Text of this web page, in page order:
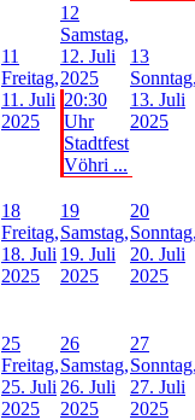
11
Freitag,
11. Juli
2025
12
Samstag,
12. Juli
2025
20:30
Uhr
Stadtfest
Vöhri ...
13
13. Juli
2025
18
Freitag,
18. Juli
2025
19
Samstag,
19. Juli
2025
20
20. Juli
2025
25
Freitag,
25. Juli
2025
26
Samstag,
26. Juli
2025
27
27. Juli
2025